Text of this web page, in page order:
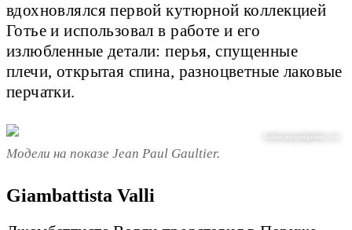
вдохновлялся первой кутюрной коллекцией
Готье и использовал в работе и его
излюбленные детали: перья, спущенные
плечи, открытая спина, разноцветные лаковые
перчатки.
fashion.jeanpaulgaultier.com
Модели на показе Jean Paul Gaultier.
Giambattista Valli